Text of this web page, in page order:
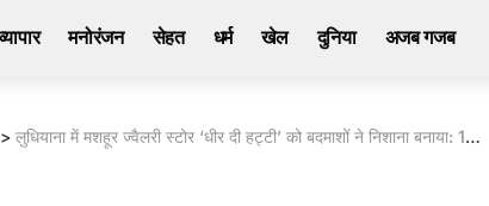
मनोरंजन सेहत धर्म खेल दुनिया अजब गजब
> लुधियाना में मशहूर ज्वैलरी स्टोर ‘धीर दी हट्टी’ को बदमाशों ने निशाना बनाया: 15 बदमाशों ने पहले तोड़फोड़ की, फिर गोल्ड चेन चुराकर भागे; CCTV में गुंडागर्दी कैद